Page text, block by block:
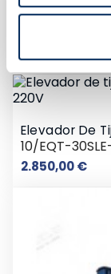
Elevador 1
Elevador De
10/EQT-
2.850,00 €